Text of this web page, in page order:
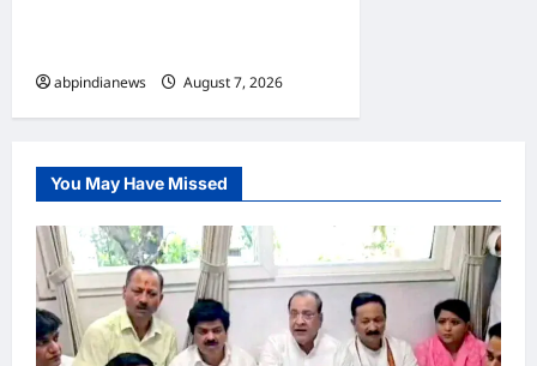
abpindianews August 7, 2026
You May Have Missed